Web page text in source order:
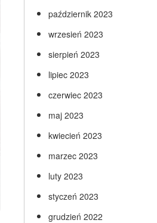
październik 2023
wrzesień 2023
sierpień 2023
lipiec 2023
czerwiec 2023
maj 2023
kwiecień 2023
marzec 2023
luty 2023
styczeń 2023
grudzień 2022